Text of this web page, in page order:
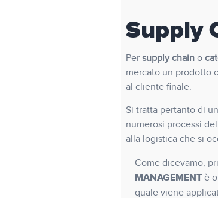
Supply
Per supply chaino
mercato un prodotto
al cliente finale.
Si tratta pertanto di un
numerosi processi
alla logistica che si
Come dicevamo,
MANAGEMENTè
quale viene